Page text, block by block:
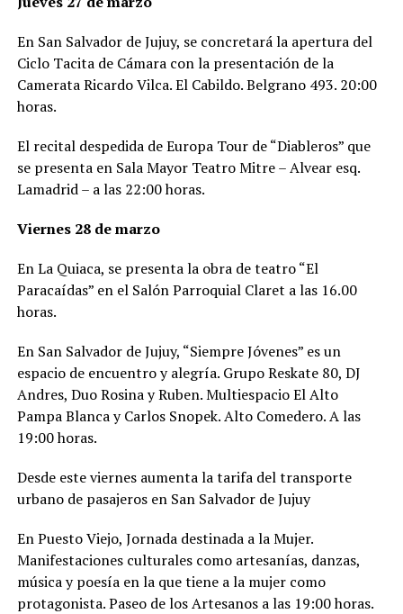
En San Salvador de Jujuy, se concretará la apertura del
Ciclo Tacita de Cámara con la presentación de la
Camerata Ricardo Vilca. El Cabildo. Belgrano 493. 20:00
horas.
El recital despedida de Europa Tour de “Diableros” que
se presenta en Sala Mayor Teatro Mitre – Alvear esq.
Lamadrid – a las 22:00 horas.
Viernes 28 de marzo
En La Quiaca, se presenta la obra de teatro “El
Paracaídas” en el Salón Parroquial Claret a las 16.00
horas.
En San Salvador de Jujuy, “Siempre Jóvenes” es un
espacio de encuentro y alegría. Grupo Reskate 80, DJ
Andres, Duo Rosina y Ruben. Multiespacio El Alto
Pampa Blanca y Carlos Snopek. Alto Comedero. A las
19:00 horas.
Desde este viernes aumenta la tarifa del transporte
urbano de pasajeros en San Salvador de Jujuy
En Puesto Viejo, Jornada destinada a la Mujer.
Manifestaciones culturales como artesanías, danzas,
música y poesía en la que tiene a la mujer como
protagonista. Paseo de los Artesanos a las 19:00 horas.